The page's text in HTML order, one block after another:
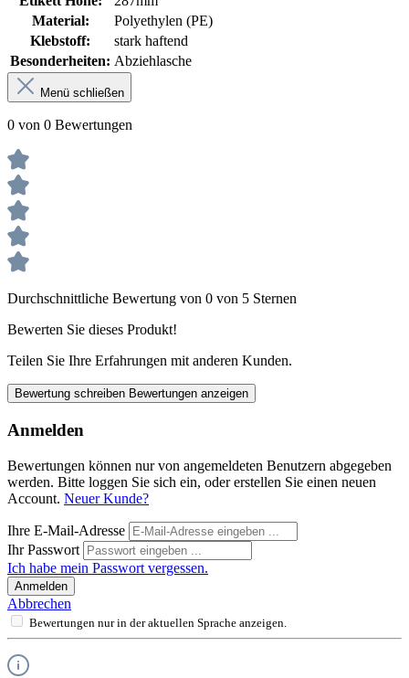
Material:
Polyethylen (PE)
Klebstoff:
stark haftend
Besonderheiten: Abziehlasche
Menü schließen
0 von 0 Bewertungen
Durchschnittliche Bewertung von 0 von 5 Sternen
Bewerten Sie dieses Produkt!
Teilen Sie Ihre Erfahrungen mit anderen Kunden.
Bewertung schreiben Bewertungen anzeigen
Anmelden
Bewertungen können nur von angemeldeten Benutzern abgegeben
werden. Bitte loggen Sie sich ein, oder erstellen Sie einen neuen
Account. Neuer Kunde?
Ihre E-Mail-Adresse
Ihr Passwort
Ich habe mein Passwort vergessen.
Anmelden
Abbrechen
Bewertungen nur in der aktuellen Sprache anzeigen.